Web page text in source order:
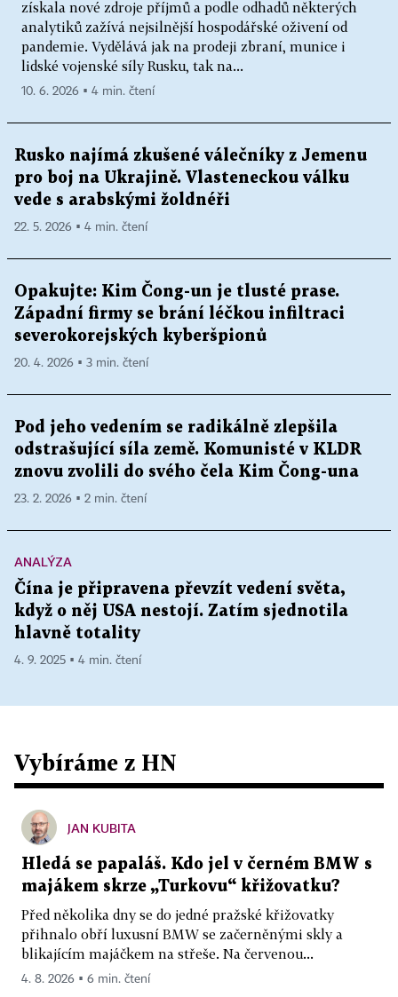
získala nové zdroje příjmů a podle odhadů některých
analytiků zažívá nejsilnější hospodářské oživení od
pandemie. Vydělává jak na prodeji zbraní, munice i
lidské vojenské síly Rusku, tak na...
10. 6. 2026 ▪ 4 min. čtení
Rusko najímá zkušené válečníky z Jemenu
pro boj na Ukrajině. Vlasteneckou válku
vede s arabskými žoldnéři
22. 5. 2026 ▪ 4 min. čtení
Opakujte: Kim Čong-un je tlusté prase.
Západní firmy se brání léčkou infiltraci
severokorejských kyberšpionů
20. 4. 2026 ▪ 3 min. čtení
Pod jeho vedením se radikálně zlepšila
odstrašující síla země. Komunisté v KLDR
znovu zvolili do svého čela Kim Čong-una
23. 2. 2026 ▪ 2 min. čtení
ANALÝZA
Čína je připravena převzít vedení světa,
když o něj USA nestojí. Zatím sjednotila
hlavně totality
4. 9. 2025 ▪ 4 min. čtení
Vybíráme z HN
JAN KUBITA
Hledá se papaláš. Kdo jel v černém BMW s
majákem skrze „Turkovu“ křižovatku?
Před několika dny se do jedné pražské křižovatky
přihnalo obří luxusní BMW se začerněnými skly a
blikajícím majáčkem na střeše. Na červenou...
4. 8. 2026 ▪ 6 min. čtení